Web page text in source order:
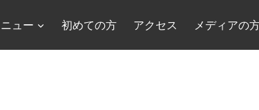
ュー 初めての方 アクセス メディアの